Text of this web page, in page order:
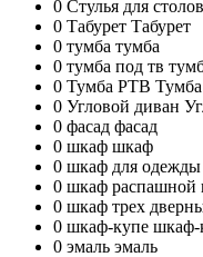
0 Стулья для
0 Табурет Табурет
0 тумба тумба
0 тумба под тв
0 Тумба РТВ
0 Угловой диван
0 фасад фасад
0 шкаф шкаф
0 шкаф для одежды
0 шкаф распашной
0 шкаф трех
0 шкаф-купе шкаф-
0 эмаль эмаль